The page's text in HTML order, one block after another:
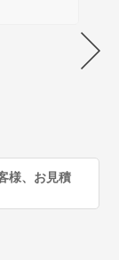
様、お見積